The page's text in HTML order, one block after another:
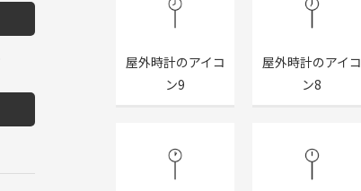
屋外時計のアイコ
ン9
屋外時計のアイコ
ン8